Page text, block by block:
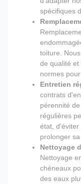
spécifiques
toiture.
de qualité
normes
Entretien
contrats
pérennité
régulières
état, d'éviter
prolonger
Nettoyage
Nettoyage
chéneaux
des eaux